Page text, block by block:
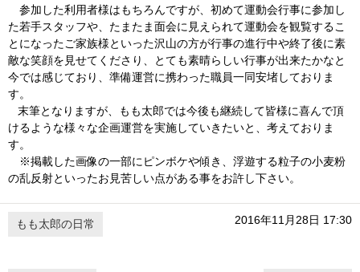
参加した利用者様はもちろんですが、初めて運動会行事に参加し
た若手スタッフや、たまたま面会に見えられて運動会を観覧するこ
とになったご家族様といった沢山の方が行事の進行中や終了後に素
敵な笑顔を見せてくださり、とても素晴らしい行事が出来たかなと
今では感じており、準備運営に携わった職員一同安堵しておりま
す。
末筆となりますが、もも太郎では今後も継続して皆様に喜んで頂
けるような様々な企画運営を実施していきたいと、考えておりま
す。
※掲載した画像の一部にピンボケや傾き、浮遊する粒子の小麦粉
の乱反射といったお見苦しい点がある事をお許し下さい。
もも太郎の日常 2016年11月28日 17:30